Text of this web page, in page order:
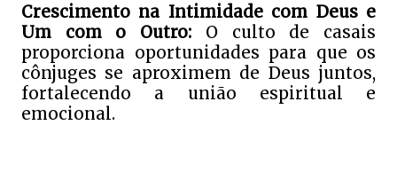
Crescimento na Intimidade com Deus e
Um com o Outro: O culto de casais
proporciona oportunidades para que os
cônjuges se aproximem de Deus juntos,
fortalecendo a união espiritual e
emocional.